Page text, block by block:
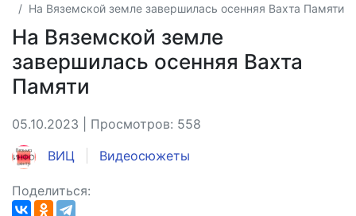
На Вяземской земле завершилась осенняя Вахта Памяти
На Вяземской земле
завершилась осенняя Вахта
Памяти
05.10.2023 | Просмотров: 558
ВИЦ Видеосюжеты
Поделиться: